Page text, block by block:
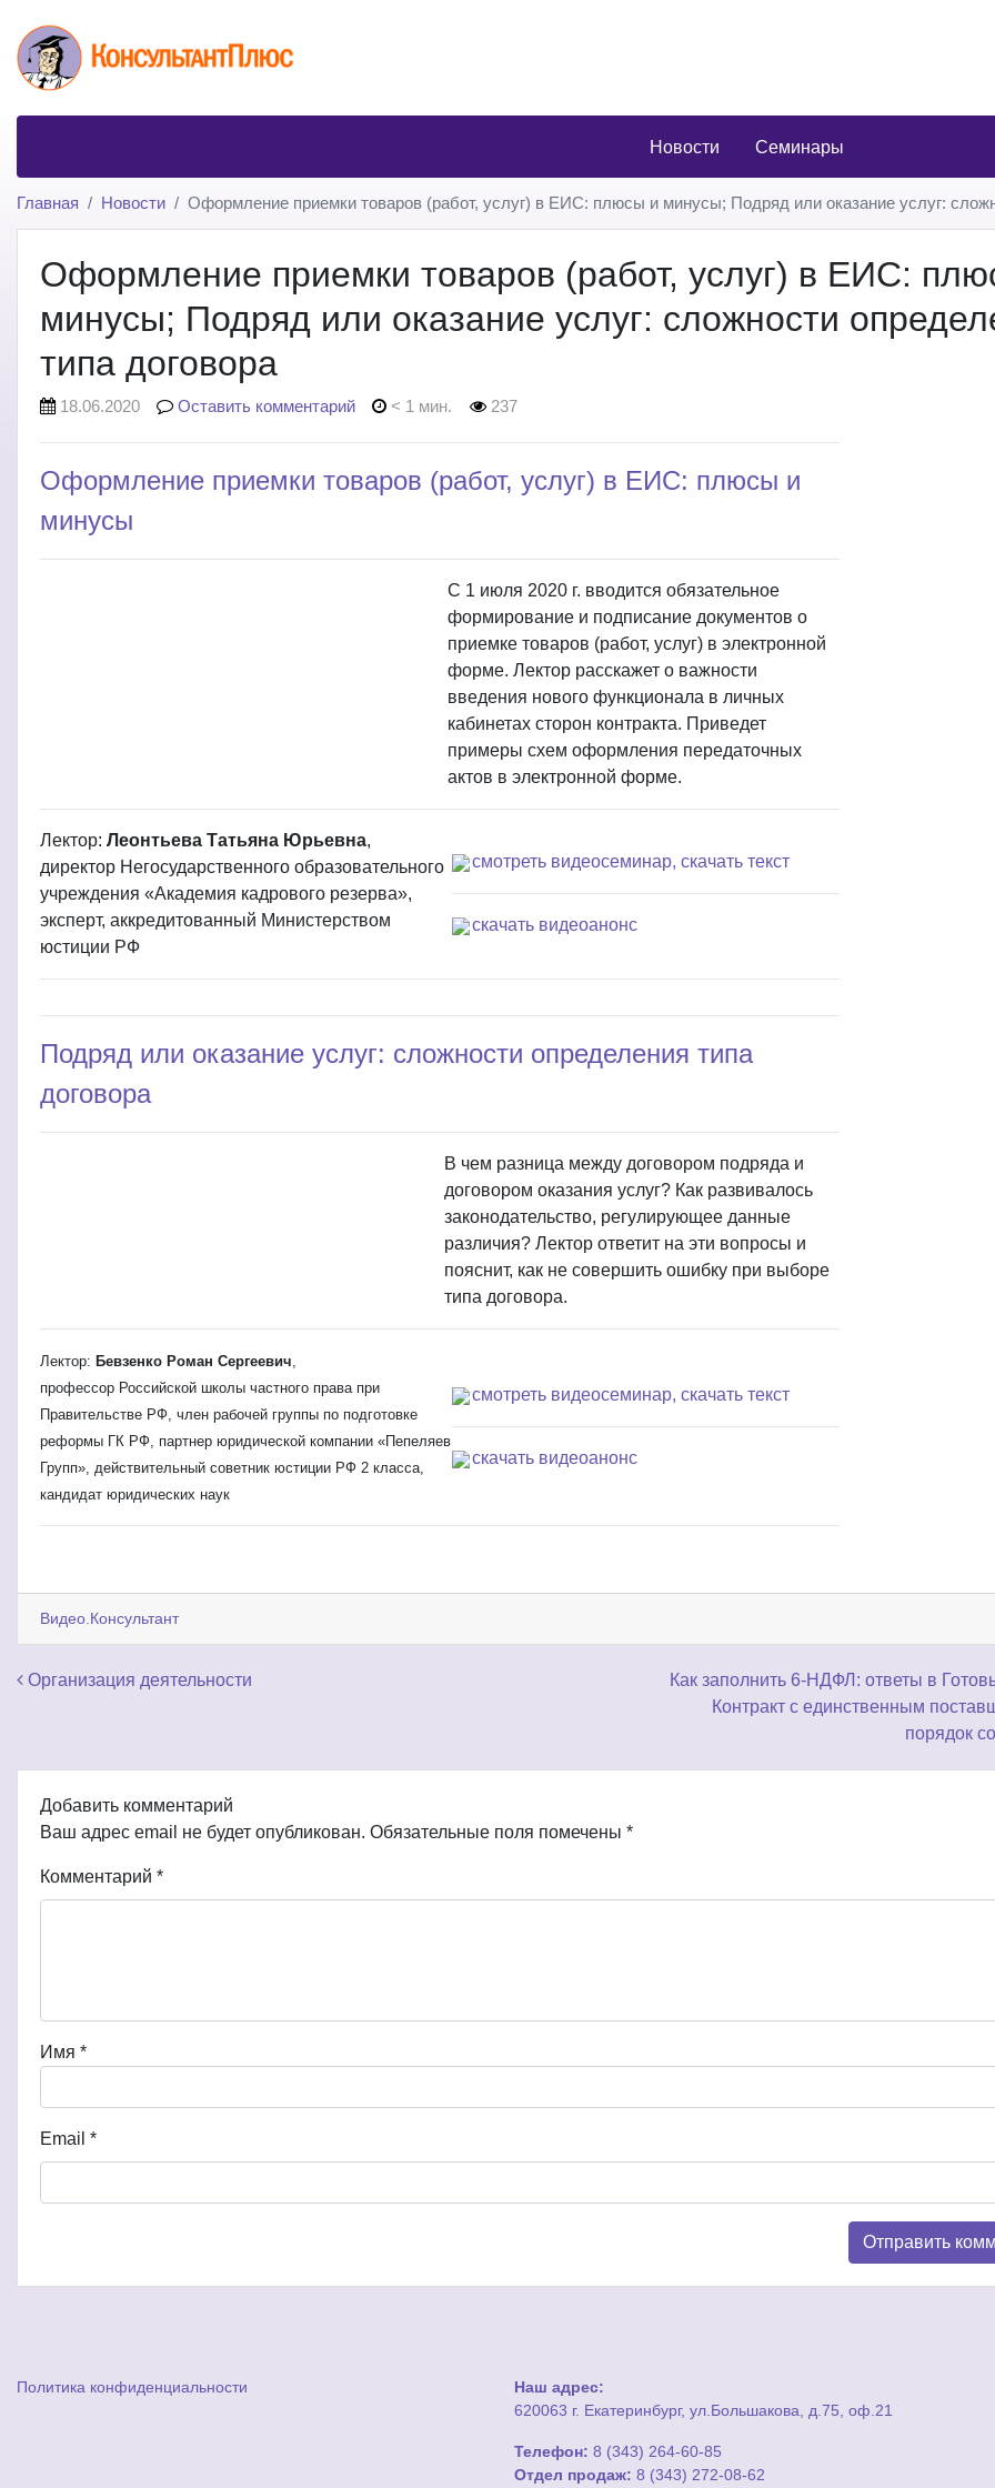
Новости Семинары
Главная Новости Оформление приемки товаров (работ, услуг) в ЕИС: плюсы и минусы; Подряд или оказание услуг:
Оформление приемки товаров (работ, услуг) в ЕИС:
минусы; Подряд или оказание услуг: сложности
типа договора
18.06.2020 Оставить комментарий < 1 мин. 237
Оформление приемки товаров (работ, услуг) в ЕИС: плюсы и
минусы
С 1 июля 2020 г. вводится обязательное
формирование и подписание документов о
приемке товаров (работ, услуг) в электронной
форме. Лектор расскажет о важности
введения нового функционала в личных
кабинетах сторон контракта. Приведет
примеры схем оформления передаточных
актов в электронной форме.
Лектор: Леонтьева Татьяна Юрьевна,
директор Негосударственного образовательного
учреждения «Академия кадрового резерва»,
эксперт, аккредитованный Министерством
юстиции РФ
смотреть видеосеминар, скачать текст
скачать видеоанонс
Подряд или оказание услуг: сложности определения типа
договора
В чем разница между договором подряда и
договором оказания услуг? Как развивалось
законодательство, регулирующее данные
различия? Лектор ответит на эти вопросы и
пояснит, как не совершить ошибку при выборе
типа договора.
Лектор: Бевзенко Роман Сергеевич,
профессор Российской школы частного права при
Правительстве РФ, член рабочей группы по подготовке
реформы ГК РФ, партнер юридической компании «Пепеляев
Групп», действительный советник юстиции РФ 2 класса,
кандидат юридических наук
смотреть видеосеминар, скачать текст
скачать видеоанонс
Видео.Консультант
Навигация по записям
Организация деятельности
Как заполнить 6-НДФЛ: ответы в
Контракт с единственным
порядок
Добавить комментарий
Ваш адрес email не будет опубликован. Обязательные поля помечены *
Комментарий *
Имя *
Email *
Политика конфиденциальности
Наш адрес:
620063 г. Екатеринбург, ул.Большакова, д.75, оф.21
Телефон: 8 (343) 264-60-85
Отдел продаж: 8 (343) 272-08-62